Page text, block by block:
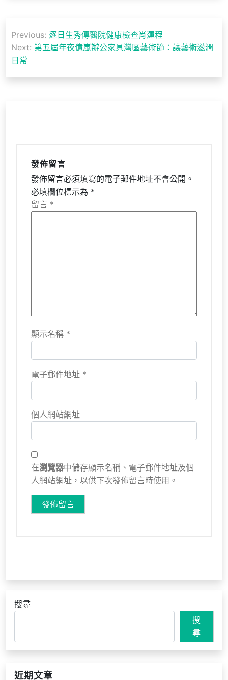
章
導
覽
Previous: 逐日生秀傳醫院健康檢查肖運程
Next: 第五屆年夜億嵐辦公家具灣區藝術節：讓藝術滋潤
日常
發佈留言
發佈留言必須填寫的電子郵件地址不會公開。
必填欄位標示為 *
留言 *
顯示名稱 *
電子郵件地址 *
個人網站網址
在瀏覽器中儲存顯示名稱、電子郵件地址及個
人網站網址，以供下次發佈留言時使用。
搜尋
搜
尋
近期文章